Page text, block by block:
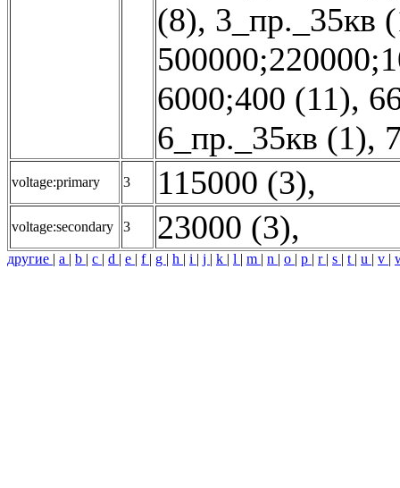
(8), 3_пр._35кв
6000;400 (11),
6_пр._35кв (1),
voltage:primary 3 115000 (3),
voltage:secondary 3 23000 (3),
другие | a | b | c | d | e | f | g | h | i | j | k | l | m | n | o | p | r | s | t | u | v |